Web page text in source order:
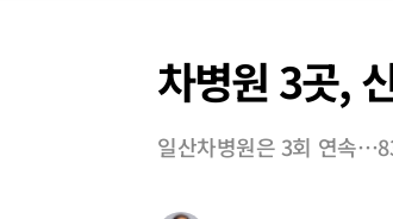
차병원 3곳,
일산차병원은 3회 연속